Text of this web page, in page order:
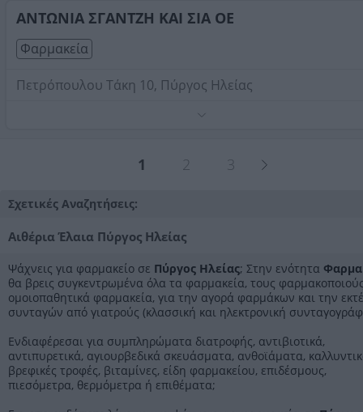
Στοιχεία αναζήτησης:Φαρμακεία , Πύργος Ηλείας
ΑΝΤΩΝΙΑ ΣΓΑΝΤΖΗ ΚΑΙ ΣΙΑ ΟΕ
Φαρμακεία
Πετρόπουλου Τάκη 10, Πύργος Ηλείας
Στοιχεία αναζήτησης:
Φαρμακεία , Πύργος Ηλείας
1 2 3
Σχετικές Αναζητήσεις:
Αιθέρια Έλαια Πύργος Ηλείας
Ψάχνεις για φαρμακείο σε Πύργος Ηλείας; Στην ενότητα
θα βρεις συγκεντρωμένα όλα τα φαρμακεία, τους
ομοιοπαθητικά φαρμακεία, για την αγορά φαρμάκων και την
συνταγών από γιατρούς (κλασσική και ηλεκτρονική
Ενδιαφέρεσαι για συμπληρώματα διατροφής, αντιβιοτικά,
αντιπυρετικά, αγιουρβεδικά σκευάσματα, ανθοϊάματα,
βρεφικές τροφές, βιταμίνες, είδη φαρμακείου, επιδέσμους,
πιεσόμετρα, θερμόμετρα ή επιθέματα;